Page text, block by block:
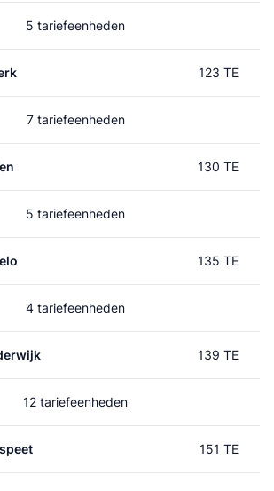
5 tariefeenheden
123 TE
7 tariefeenheden
130 TE
5 tariefeenheden
135 TE
4 tariefeenheden
139 TE
12 tariefeenheden
151 TE